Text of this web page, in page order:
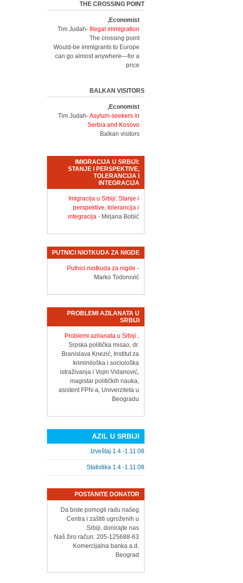
THE CROSSING POINT
Economist,
Tim Judah-
Illegal immigration
The crossing point
Would-be immigrants to Europe
can go almost anywhere—for a
price
BALKAN VISITORS
Economist,
Tim Judah-Asylum-seekers in
Serbia and Kosovo
Balkan visitors
IMIGRACIJA U SRBIJI:
STANJE I PERSPEKTIVE,
TOLERANCIJA I
INTEGRACIJA
Imigracija u Srbiji: Stanje i
perspektive, tolerancija i
integracija - Mirjana Bobić
PUTNICI NIOTKUDA ZA NIGDE
Putnici niotkuda za nigde -
Marko Todorović
PROBLEMI AZILANATA U
SRBIJI
Problemi azilanata u Srbiji ,
Srpska politička misao, dr.
Branislava Knezić, Institut za
kriminiloška i sociološka
istraživanja i Vojin Vidanović,
magistar političkih nauka,
asistent FPN-a, Univerziteta u
Beogradu
AZIL U SRBIJI
Izveštaj 1.4.-1.11.08.
Statistika 1.4 -1.11.08
POSTANITE DONATOR
Da biste pomogli radu našeg
Centra i zaštiti ugroženih u
Srbiji, donirajte nas.
Naš žiro račun: 205-125688-63
Komercijalna banka a.d.
Beograd